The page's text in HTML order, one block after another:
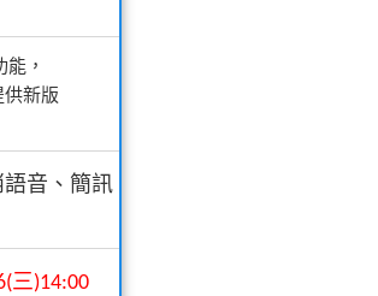
，
供新版
語音、簡訊
三)14:00